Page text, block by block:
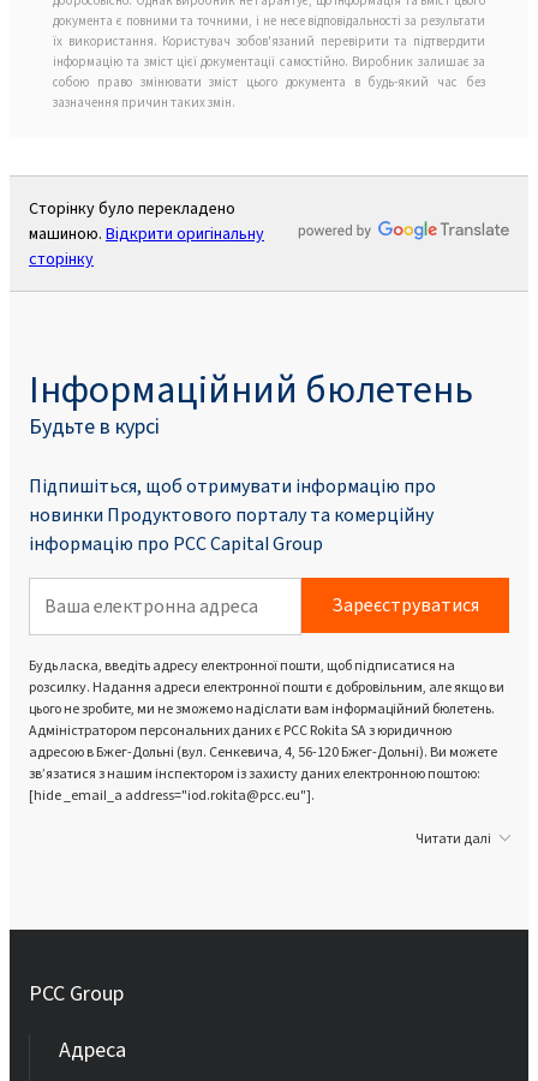
документа є повними та точними, і не несе відповідальності за результати
їх використання. Користувач зобов'язаний перевірити та підтвердити
інформацію та зміст цієї документації самостійно. Виробник залишає за
собою право змінювати зміст цього документа в будь-який час без
зазначення причин таких змін.
Сторінку було перекладено
машиною. Відкрити оригінальну
сторінку
Інформаційний бюлетень
Будьте в курсі
Підпишіться, щоб отримувати інформацію про
новинки Продуктового порталу та комерційну
інформацію про PCC Capital Group
Зареєструватися
Будь ласка, введіть адресу електронної пошти, щоб підписатися на
розсилку. Надання адреси електронної пошти є добровільним, але якщо ви
цього не зробите, ми не зможемо надіслати вам інформаційний бюлетень.
Адміністратором персональних даних є PCC Rokita SA з юридичною
адресою в Бжег-Дольні (вул. Сенкевича, 4, 56-120 Бжег-Дольні). Ви можете
зв’язатися з нашим інспектором із захисту даних електронною поштою:
[hide _email_a address="iod.rokita@pcc.eu"].
Читати далі
PCC Group
Адреса